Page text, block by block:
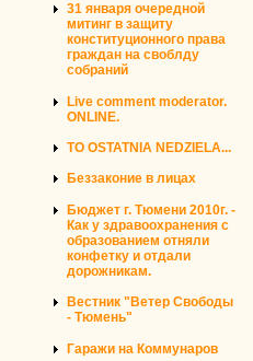
31 января очередной
митинг в защиту
конституционного права
граждан на своблду
собраний
Live comment moderator.
ONLINE.
TO OSTATNIA NEDZIELA...
Беззаконие в лицах
Бюджет г. Тюмени 2010г. -
Как у здравоохранения с
образованием отняли
конфетку и отдали
дорожникам.
Вестник "Ветер Свободы
- Тюмень"
Гаражи на Коммунаров